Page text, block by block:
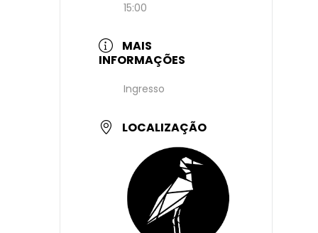
15:00
MAIS
INFORMAÇÕES
Ingresso
LOCALIZAÇÃO